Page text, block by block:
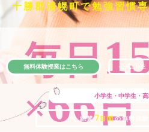
十勝郡浦幌町で勉強習慣
毎日
×66日
小学生・中学生・
＼ 絶賛 7 日間の無料体
無料体験授業はこちら 公式LINE